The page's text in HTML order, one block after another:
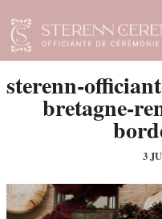
sterenn-
bretagne-
3